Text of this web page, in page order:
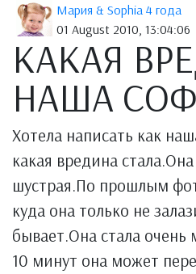
Мария & Sophia 4 года
01 August 2010, 13:04:06
КАКАЯ
НАША
Хотела написать как
какая вредина
шустрая.По прошлым
куда она только не
бывает.Она стала очень
10 минут она может